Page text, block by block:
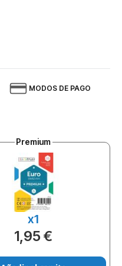
MODOS DE PAGO
Premium
x1
1,95 €